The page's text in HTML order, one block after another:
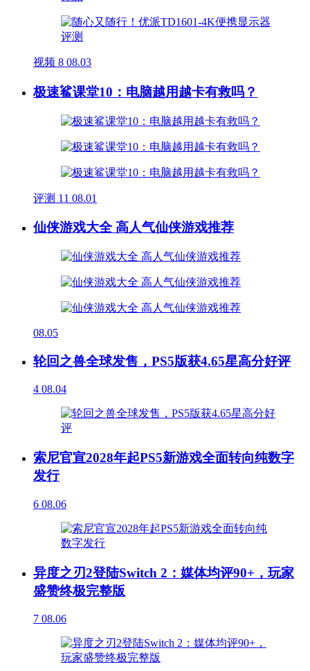
视频 8 08.03
极速鲨课堂10：电脑越用越卡有救吗？
评测 11 08.01
仙侠游戏大全 高人气仙侠游戏推荐
08.05
轮回之兽全球发售，PS5版获4.65星高分好评
4 08.04
索尼官宣2028年起PS5新游戏全面转向纯数字
发行
6 08.06
异度之刃2登陆Switch 2：媒体均评90+，玩家
盛赞终极完整版
7 08.06